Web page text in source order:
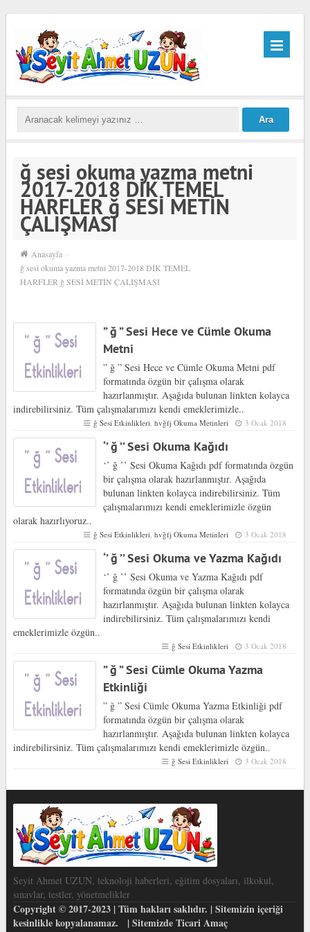
ğ sesi okuma yazma metni
2017-2018 DİK TEMEL
HARFLER ğ SESİ METİN
ÇALIŞMASI
Anasayfa ››
ğ sesi okuma yazma metni 2017-2018 DİK TEMEL
HARFLER ğ SESİ METİN ÇALIŞMASI
” ğ ” Sesi Hece ve Cümle Okuma
Metni
” ğ ” Sesi Hece ve Cümle Okuma Metni pdf
formatında özgün bir çalışma olarak
hazırlanmıştır. Aşağıda bulunan linkten kolayca
indirebilirsiniz. Tüm çalışmalarımızı kendi emeklerimizle..
ğ Sesi Etkinlikleri,hvğfj Okuma Metinleri 3 Ocak 2018
‘’ ğ ’’ Sesi Okuma Kağıdı
‘’ ğ ’’ Sesi Okuma Kağıdı pdf formatında özgün
bir çalışma olarak hazırlanmıştır. Aşağıda
bulunan linkten kolayca indirebilirsiniz. Tüm
çalışmalarımızı kendi emeklerimizle özgün
olarak hazırlıyoruz..
ğ Sesi Etkinlikleri,hvğfj Okuma Metinleri 3 Ocak 2018
‘’ ğ ’’ Sesi Okuma ve Yazma Kağıdı
‘’ ğ ’’ Sesi Okuma ve Yazma Kağıdı pdf
formatında özgün bir çalışma olarak
hazırlanmıştır. Aşağıda bulunan linkten kolayca
indirebilirsiniz. Tüm çalışmalarımızı kendi
emeklerimizle özgün..
ğ Sesi Etkinlikleri 3 Ocak 2018
” ğ ” Sesi Cümle Okuma Yazma
Etkinliği
” ğ ” Sesi Cümle Okuma Yazma Etkinliği pdf
formatında özgün bir çalışma olarak
hazırlanmıştır. Aşağıda bulunan linkten kolayca
indirebilirsiniz. Tüm çalışmalarımızı kendi emeklerimizle özgün..
ğ Sesi Etkinlikleri 3 Ocak 2018
Seyit Ahmet UZUN, teknoloji haberleri, eğitim dosyaları, ilkokul,
sınavlar, testler, yönetmelikler
Copyright © 2017-2023 | Tüm hakları saklıdır. | Sitemizin içeriği
kesinlikle kopyalanamaz. | Sitemizde Ticari Amaç